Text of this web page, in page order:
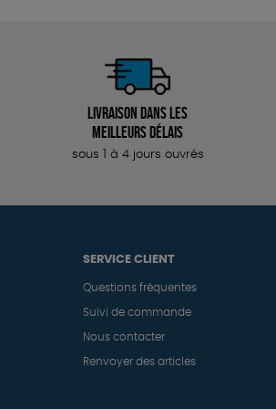
Livraison dans les
meilleurs délais
sous 1 à 4 jours ouvrés
SERVICE CLIENT
Questions fréquentes
Suivi de commande
Nous contacter
Renvoyer des articles